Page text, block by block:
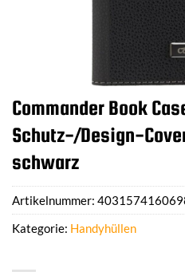
Commander Book
Schutz-/Design-
schwarz
Artikelnummer:
Kategorie: Handyhüllen